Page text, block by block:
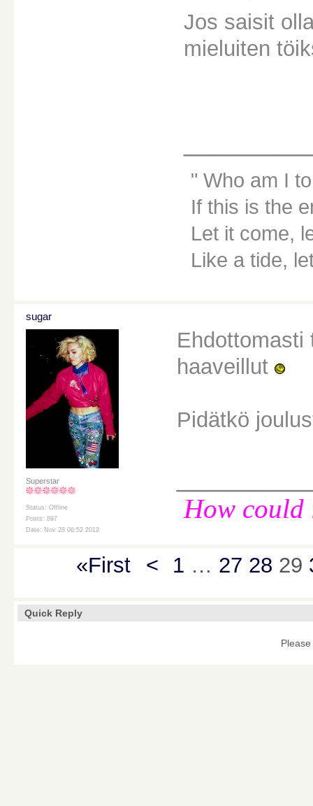
Jos saisit
mieluiten
Who am I
If this is the
Let it come,
Like a tide,
sugar
Superstar
Status: Offline
Posts: 897
Date: Nov 28 06:52 2012
Ehdottomasti
haaveillut
Pidätkö
How could
«First < 1 … 27 28 29
Quick Reply